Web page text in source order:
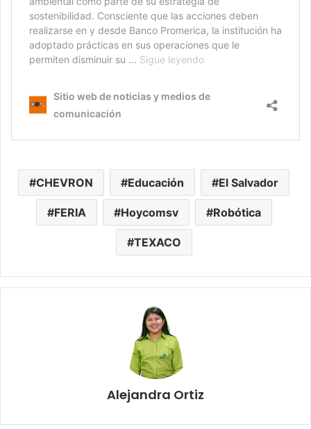
CHEVRON Educación El Salvador
FERIA Hoycomsv Robótica
TEXACO
Alejandra Ortiz